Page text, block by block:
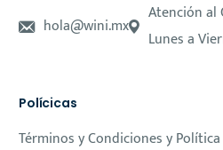
hola@wini.mx
Atención al
Lunes a
Polícicas
Términos y Condiciones y